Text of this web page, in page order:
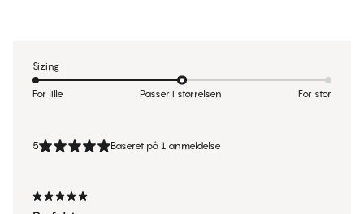
5 Baseret på 1 anmeldelse
Sizing
For lille Passer i størrelsen For stor